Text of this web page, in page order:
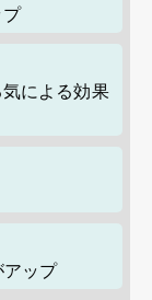
による効果
ップ